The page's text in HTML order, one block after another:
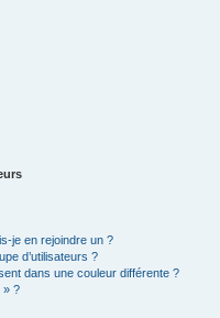
je en rejoindre un ?
d’utilisateurs ?
dans une couleur différente ?
» ?